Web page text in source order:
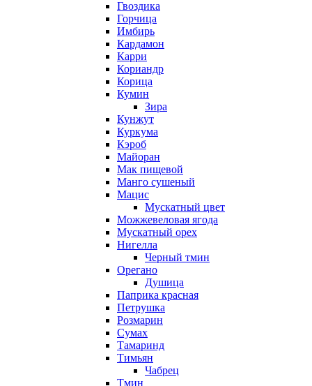
Гвоздика
Горчица
Имбирь
Кардамон
Карри
Кориандр
Корица
Кумин
Зира
Кунжут
Куркума
Кэроб
Майоран
Мак пищевой
Манго сушеный
Мацис
Мускатный цвет
Можжевеловая ягода
Мускатный орех
Нигелла
Черный тмин
Орегано
Душица
Паприка красная
Петрушка
Розмарин
Сумах
Тамаринд
Тимьян
Чабрец
Тмин